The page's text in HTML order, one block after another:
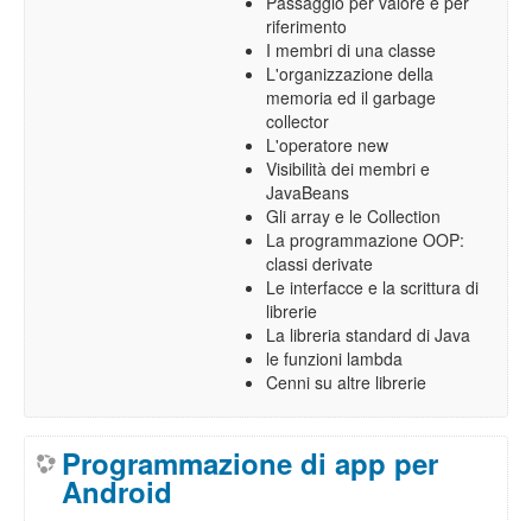
riferimento
I membri di una classe
L'organizzazione della
memoria ed il garbage
collector
L'operatore new
Visibilità dei membri e
JavaBeans
Gli array e le Collection
La programmazione OOP:
classi derivate
Le interfacce e la scrittura di
librerie
La libreria standard di Java
le funzioni lambda
Cenni su altre librerie
Programmazione di app per
Android